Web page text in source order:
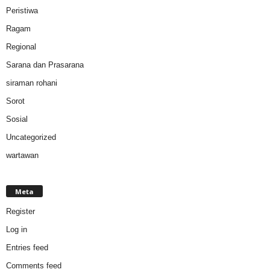
Peristiwa
Ragam
Regional
Sarana dan Prasarana
siraman rohani
Sorot
Sosial
Uncategorized
wartawan
Meta
Register
Log in
Entries feed
Comments feed